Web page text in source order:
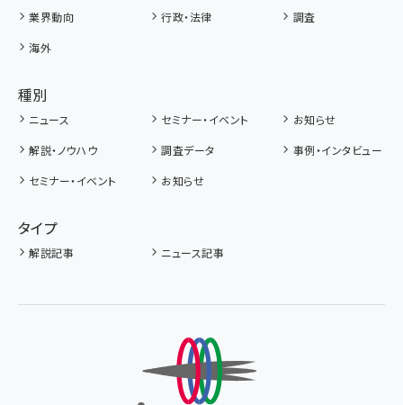
業界動向
行政・法律
調査
海外
種別
ニュース セミナー・イベント
お知らせ
解説・ノウハウ
調査データ
事例・インタビュー
セミナー・イベント
お知らせ
タイプ
解説記事 ニュース記事